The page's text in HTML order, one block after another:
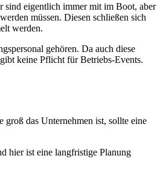
sind eigentlich immer mit im Boot, aber
müssen. Diesen schließen sich
werden.
gehören. Da auch diese
keine Pflicht für Betriebs-Events.
groß das Unternehmen ist, sollte eine
hier ist eine langfristige Planung